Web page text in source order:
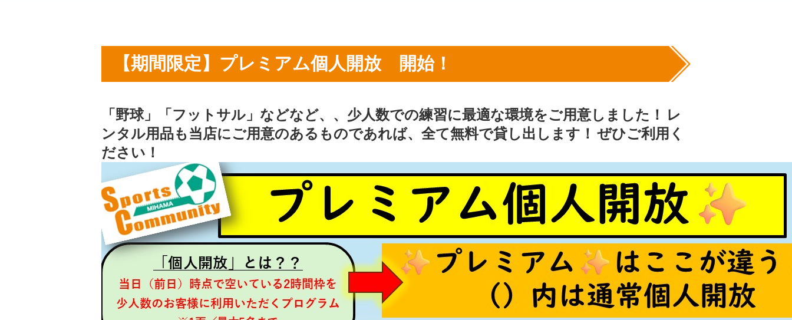
【期間限定】プレミアム個人開放 開始！
「野球」「フットサル」などなど、、少人数での練習に最適な環境をご用意しました！ レ
ンタル用品も当店にご用意のあるものであれば、全て無料で貸し出します！ ぜひご利用く
ださい！